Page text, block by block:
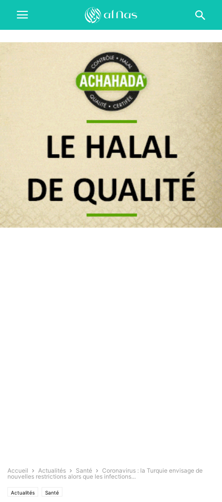
Accueil Actualités Santé
Coronavirus : la Turquie envisage de
nouvelles restrictions alors que les infections...
Actualités Santé